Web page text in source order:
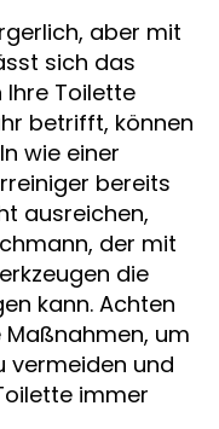
aber mit
sich das
Ihre Toilette
betrifft, können
wie einer
bereits
ausreichen,
der mit
die
kann. Achten
um
vermeiden und
immer